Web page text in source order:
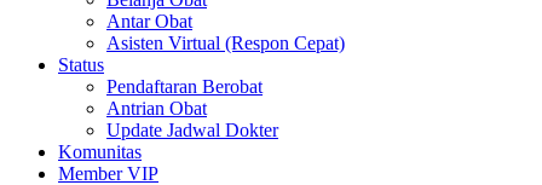
Antar Obat
Asisten Virtual (Respon Cepat)
Status
Pendaftaran Berobat
Antrian Obat
Update Jadwal Dokter
Komunitas
Member VIP